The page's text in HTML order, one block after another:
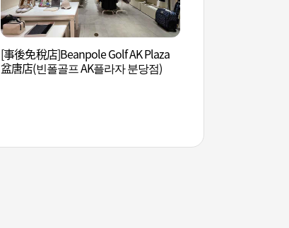
[事後免稅店]Beanpole Golf AK Plaza
盆唐店(빈폴골프 AK플라자 분당점)